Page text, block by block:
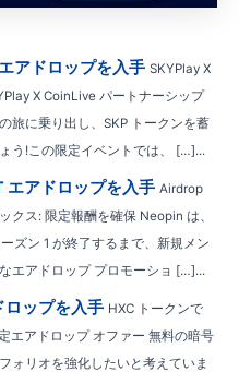
アドロップを入手 SKYPlay X
X CoinLive パートナーシップ
旅に乗り出し、SKP トークンを蓄
う!この限定イベントでは、 […]...
エアドロップを入手 Airdrop
クス: 限定報酬を確保 Neopin は、
ズン 1 が終了するまで、新規メン
エアドロップ プロモーショ […]...
ロップを入手 HXC トークンで
エアドロップ オファー 無料の暗号
ォリオを強化したいと考えていま